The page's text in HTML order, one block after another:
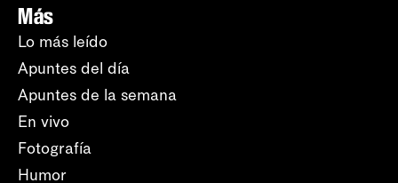
Más
Lo más leído
Apuntes del día
Apuntes de la semana
En vivo
Fotografía
Humor